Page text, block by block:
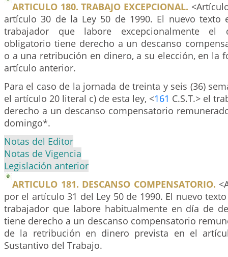
ARTICULO 180. TRABAJO EXCEPCIONAL.
artículo 30 de la Ley 50 de 1990. El nuevo texto
trabajador que labore excepcionalmente el
obligatorio tiene derecho a un descanso
o a una retribución en dinero, a su elección, en la
artículo anterior.
Para el caso de la jornada de treinta y seis (36)
el artículo 20 literal c) de esta ley, <161 C.S.T.> el
derecho a un descanso compensatorio
domingo*.
Notas del Editor
Notas de Vigencia
Legislación anterior
ARTICULO 181. DESCANSO COMPENSATORIO.
por el artículo 31 del Ley 50 de 1990. El nuevo
trabajador que labore habitualmente en día de
tiene derecho a un descanso compensatorio
de la retribución en dinero prevista en el
Sustantivo del Trabajo.